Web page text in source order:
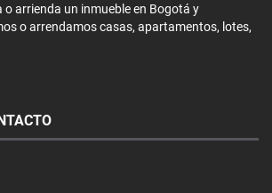
o arrienda un inmueble en Bogotá y
o arrendamos casas, apartamentos, lotes,